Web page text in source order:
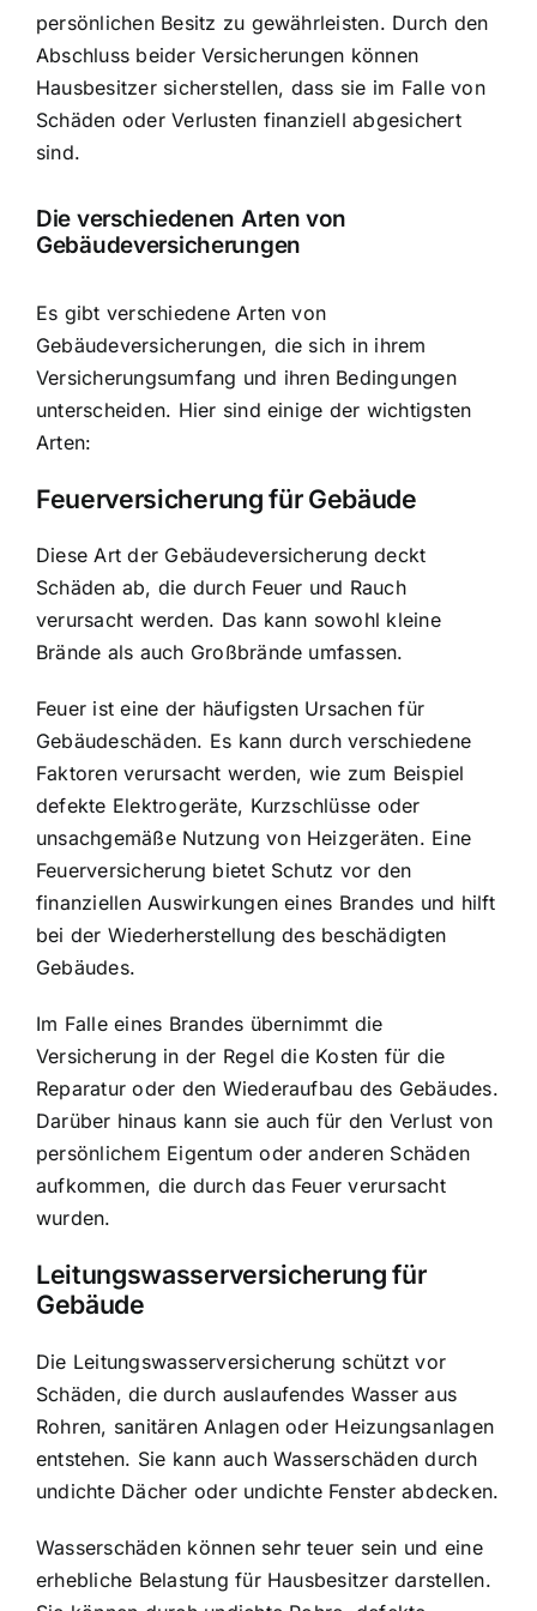
persönlichen Besitz zu gewährleisten. Durch den
Abschluss beider Versicherungen können
Hausbesitzer sicherstellen, dass sie im Falle von
Schäden oder Verlusten finanziell abgesichert
sind.
Die verschiedenen Arten von
Gebäudeversicherungen
Es gibt verschiedene Arten von
Gebäudeversicherungen, die sich in ihrem
Versicherungsumfang und ihren Bedingungen
unterscheiden. Hier sind einige der wichtigsten
Arten:
Feuerversicherung für Gebäude
Diese Art der Gebäudeversicherung deckt
Schäden ab, die durch Feuer und Rauch
verursacht werden. Das kann sowohl kleine
Brände als auch Großbrände umfassen.
Feuer ist eine der häufigsten Ursachen für
Gebäudeschäden. Es kann durch verschiedene
Faktoren verursacht werden, wie zum Beispiel
defekte Elektrogeräte, Kurzschlüsse oder
unsachgemäße Nutzung von Heizgeräten. Eine
Feuerversicherung bietet Schutz vor den
finanziellen Auswirkungen eines Brandes und hilft
bei der Wiederherstellung des beschädigten
Gebäudes.
Im Falle eines Brandes übernimmt die
Versicherung in der Regel die Kosten für die
Reparatur oder den Wiederaufbau des Gebäudes.
Darüber hinaus kann sie auch für den Verlust von
persönlichem Eigentum oder anderen Schäden
aufkommen, die durch das Feuer verursacht
wurden.
Leitungswasserversicherung für
Gebäude
Die Leitungswasserversicherung schützt vor
Schäden, die durch auslaufendes Wasser aus
Rohren, sanitären Anlagen oder Heizungsanlagen
entstehen. Sie kann auch Wasserschäden durch
undichte Dächer oder undichte Fenster abdecken.
Wasserschäden können sehr teuer sein und eine
erhebliche Belastung für Hausbesitzer darstellen.